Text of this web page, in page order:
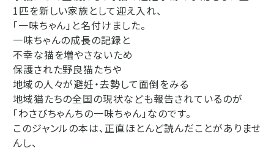
1匹を新しい家族として迎え入れ、
「一味ちゃん」と名付けました。
一味ちゃんの成長の記録と
不幸な猫を増やさないため
保護された野良猫たちや
地域の人々が避妊・去勢して面倒をみる
地域猫たちの全国の現状なども報告されているのが
「わさびちゃんちの一味ちゃん」なのです。
このジャンルの本は、正直ほとんど読んだことがありませ
んし、